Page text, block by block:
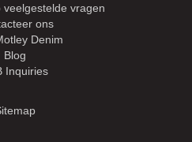
vragen
ons
Denim
Blog
Inquiries